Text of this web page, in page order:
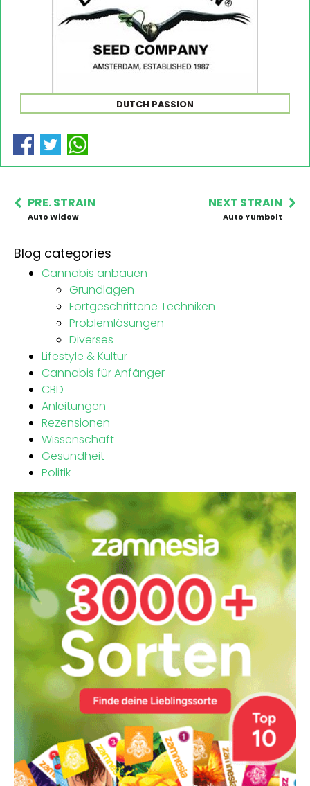
DUTCH PASSION
PRE. STRAIN
Auto Widow
NEXT STRAIN
Auto Yumbolt
Blog categories
Cannabis anbauen
Grundlagen
Fortgeschrittene Techniken
Problemlösungen
Diverses
Lifestyle & Kultur
Cannabis für Anfänger
CBD
Anleitungen
Rezensionen
Wissenschaft
Gesundheit
Politik